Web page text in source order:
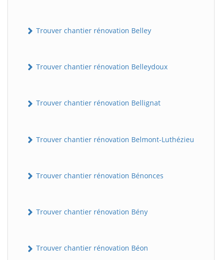
Trouver chantier rénovation Belley
Trouver chantier rénovation Belleydoux
Trouver chantier rénovation Bellignat
Trouver chantier rénovation Belmont-Luthézieu
Trouver chantier rénovation Bénonces
Trouver chantier rénovation Bény
Trouver chantier rénovation Béon